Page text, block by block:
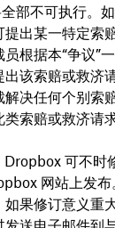
全部不可执行。
提出某一特定索
根据本“争议”
出该索赔或救济
解决任何个别索
索赔或救济请
Dropbox 可不时
网站上发
如果修订意义重